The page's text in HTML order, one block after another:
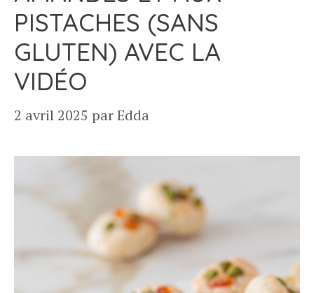
PISTACHES (SANS
GLUTEN) AVEC LA
VIDÉO
2 avril 2025 parEdda